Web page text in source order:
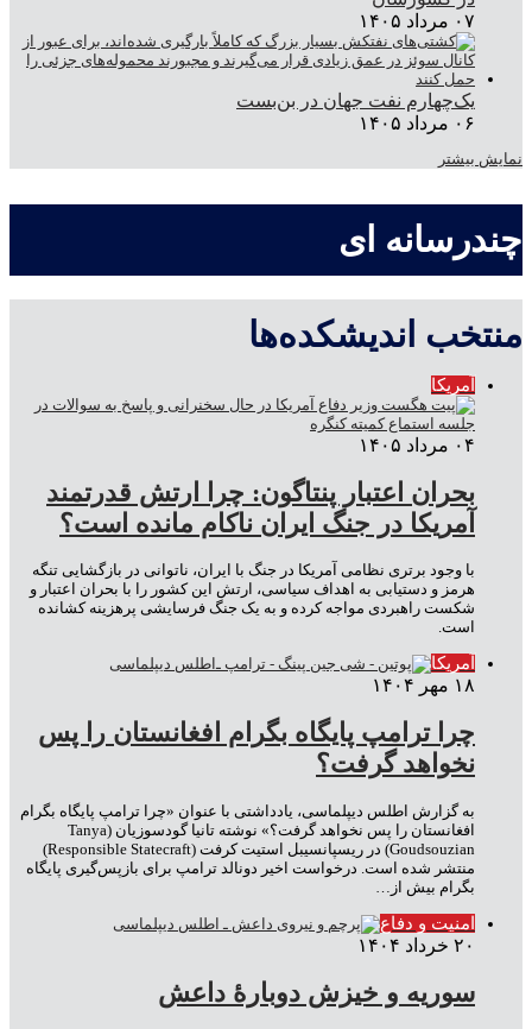
۰۷ مرداد ۱۴۰۵
یک‌چهارم نفت جهان در بن‌بست
۰۶ مرداد ۱۴۰۵
نمایش بیشتر
چندرسانه ای
منتخب اندیشکده‌ها
آمریکا
۰۴ مرداد ۱۴۰۵
بحران اعتبار پنتاگون: چرا ارتش قدرتمند
آمریکا در جنگ ایران ناکام مانده است؟
با وجود برتری نظامی آمریکا در جنگ با ایران، ناتوانی در بازگشایی تنگه
هرمز و دستیابی به اهداف سیاسی، ارتش این کشور را با بحران اعتبار و
شکست راهبردی مواجه کرده و به یک جنگ فرسایشی پرهزینه کشانده
است.
آمریکا
۱۸ مهر ۱۴۰۴
چرا ترامپ پایگاه بگرام افغانستان را پس
نخواهد گرفت؟
به گزارش اطلس دیپلماسی، یادداشتی با عنوان «چرا ترامپ پایگاه بگرام
افغانستان را پس نخواهد گرفت؟» نوشته تانیا گودسوزیان (Tanya
Goudsouzian) در ریسپانسیبل استیت کرفت (Responsible Statecraft)
منتشر شده است. درخواست اخیر دونالد ترامپ برای بازپس‌گیری پایگاه
بگرام بیش از…
امنیت و دفاع
۲۰ خرداد ۱۴۰۴
سوریه و خیزش دوبارۀ داعش